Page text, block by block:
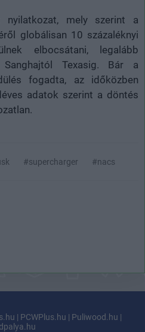
mely szerint a
globálisan 10 százaléknyi
elbocsátani, legalább
Texasig. Bár a
fogadta, az időközben
adatok szerint a döntés
#supercharger #nacs
| PCWPlus.hu | Puliwood.hu |